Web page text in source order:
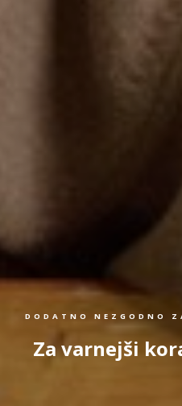
DODATNO NEZGODNO
Za varnejši